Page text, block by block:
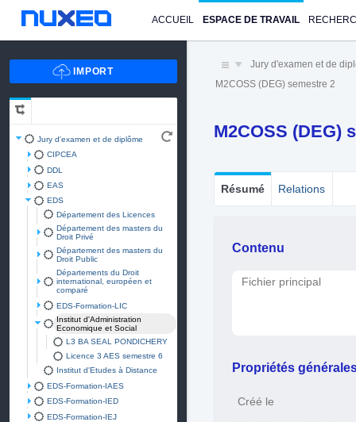
ACCUEIL ESPACE DE TRAVAIL
Jury d'examen et de diplôme
CIPCEA
DDL
EAS
EDS
Département des Licences
Département des masters du
Droit Privé
Département des masters du
Droit Public
Départements du Droit
international, européen et
comparé
EDS-Formation-LIC
Institut d'Administration
Economique et Social
L3 BA SEAL PONDICHERY
Licence 3 AES semestre 6
Institut d'Etudes à Distance
EDS-Formation-IAES
EDS-Formation-IED
EDS-Formation-IEJ
Jury d'examen et de
M2COSS (DEG) semestre 2
M2COSS (DEG)
Résumé Relations
Contenu
Fichier principal
Propriétés
Créé le